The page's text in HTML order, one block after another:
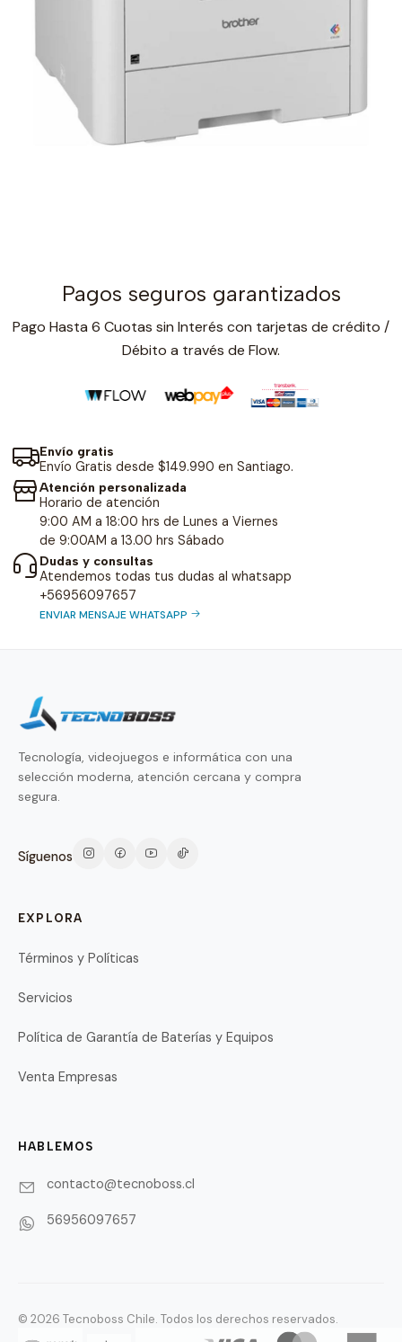
Pagos seguros garantizados
Pago Hasta 6 Cuotas sin Interés con tarjetas de crédito /
Débito a través de Flow.
Envío gratis
Envío Gratis desde $149.990 en Santiago.
Atención personalizada
Horario de atención
9:00 AM a 18:00 hrs de Lunes a Viernes
de 9:00AM a 13.00 hrs Sábado
Dudas y consultas
Atendemos todas tus dudas al whatsapp
+56956097657
ENVIAR MENSAJE WHATSAPP
Tecnología, videojuegos e informática con una
selección moderna, atención cercana y compra
segura.
Síguenos
EXPLORA
Términos y Políticas
Servicios
Política de Garantía de Baterías y Equipos
Venta Empresas
HABLEMOS
contacto@tecnoboss.cl
56956097657
© 2026 Tecnoboss Chile. Todos los derechos reservados.